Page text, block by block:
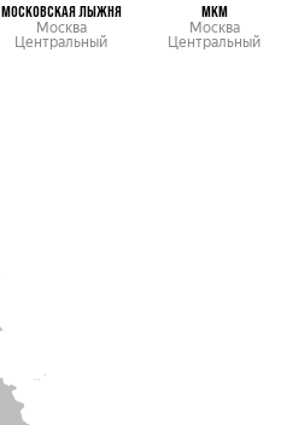
МОСКОВСКАЯ ЛЫЖНЯ
Москва
Центральный
МКМ
Москва
Центральный